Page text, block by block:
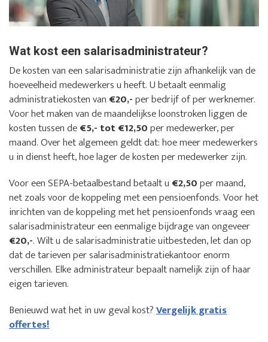
Wat kost een salarisadministrateur?
De kosten van een salarisadministratie zijn afhankelijk van de
hoeveelheid medewerkers u heeft. U betaalt eenmalig
administratiekosten van €20,-per bedrijf of per werknemer.
Voor het maken van de maandelijkse loonstroken liggen de
kosten tussen de€5,- tot €12,50per medewerker, per
maand. Over het algemeen geldt dat: hoe meer medewerkers
u in dienst heeft, hoe lager de kosten per medewerker zijn.
Voor een SEPA-betaalbestand betaalt u €2,50per maand,
net zoals voor de koppeling met een pensioenfonds. Voor het
inrichten van de koppeling met het pensioenfonds vraag een
salarisadministrateur een eenmalige bijdrage van ongeveer
€20,-. Wilt u de salarisadministratie uitbesteden, let dan op
dat de tarieven per salarisadministratiekantoor enorm
verschillen. Elke administrateur bepaalt namelijk zijn of haar
eigen tarieven.
Benieuwd wat het in uw geval kost?Vergelijk gratis
offertes!